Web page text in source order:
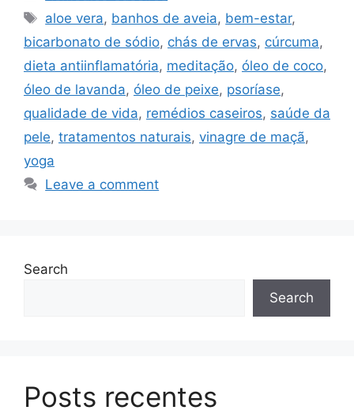
Tags
aloe vera, banhos de aveia, bem-estar,
bicarbonato de sódio, chás de ervas, cúrcuma,
dieta antiinflamatória, meditação, óleo de coco,
óleo de lavanda, óleo de peixe, psoríase,
qualidade de vida, remédios caseiros, saúde da
pele, tratamentos naturais, vinagre de maçã,
yoga
Leave a comment
Search
Search
Posts recentes